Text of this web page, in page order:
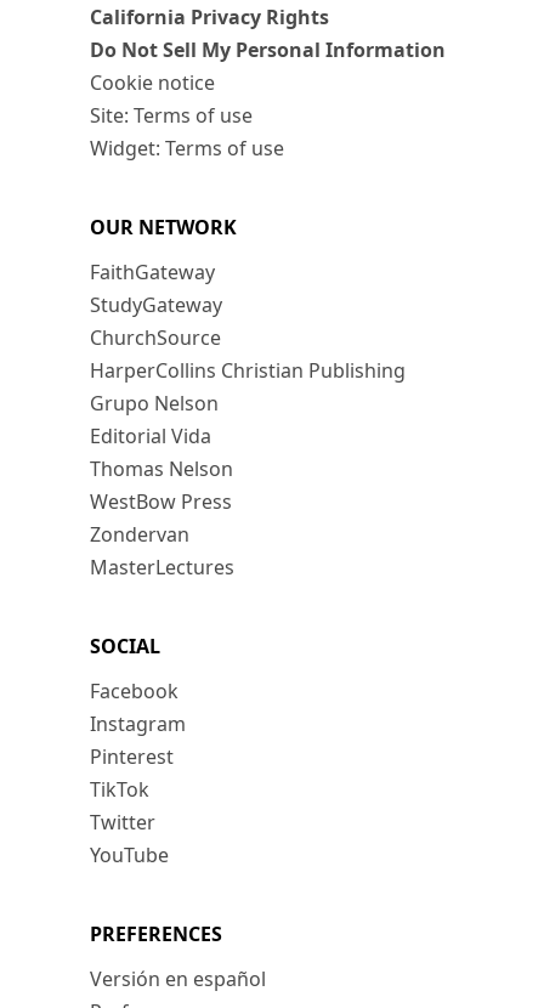
California Privacy Rights
Do Not Sell My Personal Information
Cookie notice
Site: Terms of use
Widget: Terms of use
OUR NETWORK
FaithGateway
StudyGateway
ChurchSource
HarperCollins Christian Publishing
Grupo Nelson
Editorial Vida
Thomas Nelson
WestBow Press
Zondervan
MasterLectures
SOCIAL
Facebook
Instagram
Pinterest
TikTok
Twitter
YouTube
PREFERENCES
Versión en español